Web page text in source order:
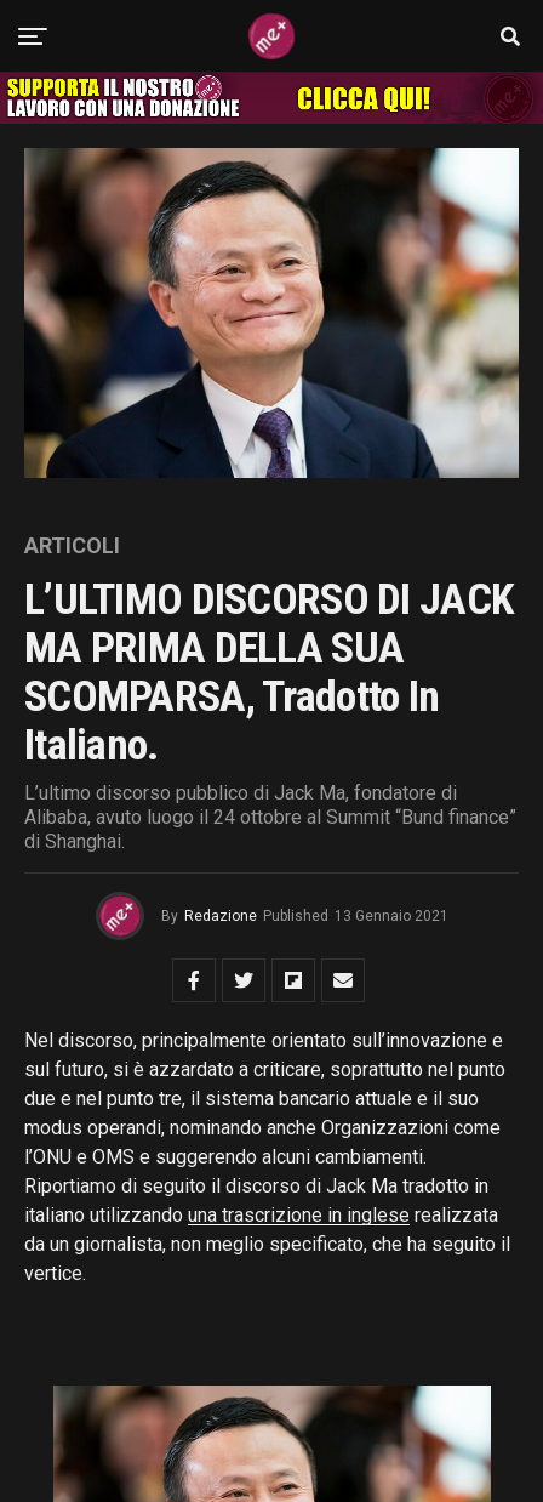
ARTICOLI
L’ULTIMO DISCORSO DI JACK
MA PRIMA DELLA SUA
SCOMPARSA, Tradotto In
Italiano.
L’ultimo discorso pubblico di Jack Ma, fondatore di
Alibaba, avuto luogo il 24 ottobre al Summit “Bund finance”
di Shanghai.
By Redazione Published 13 Gennaio 2021
Nel discorso, principalmente orientato sull’innovazione e
sul futuro, si è azzardato a criticare, soprattutto nel punto
due e nel punto tre, il sistema bancario attuale e il suo
modus operandi, nominando anche Organizzazioni come
l’ONU e OMS e suggerendo alcuni cambiamenti.
Riportiamo di seguito il discorso di Jack Ma tradotto in
italiano utilizzando una trascrizione in inglese realizzata
da un giornalista, non meglio specificato, che ha seguito il
vertice.